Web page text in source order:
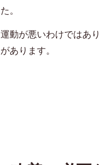
た。
運動が悪いわけではあ
があります。